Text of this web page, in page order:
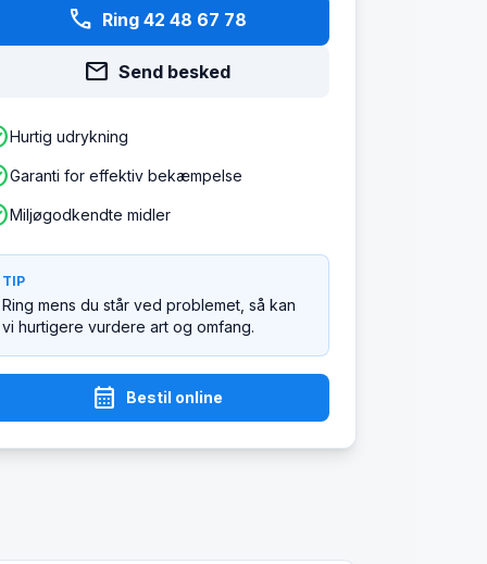
phone Ring 42 48 67 78
mail Send besked
Hurtig udrykning
Garanti for effektiv bekæmpelse
Miljøgodkendte midler
TIP
Ring mens du står ved problemet, så kan
vi hurtigere vurdere art og omfang.
calendar_month Bestil online